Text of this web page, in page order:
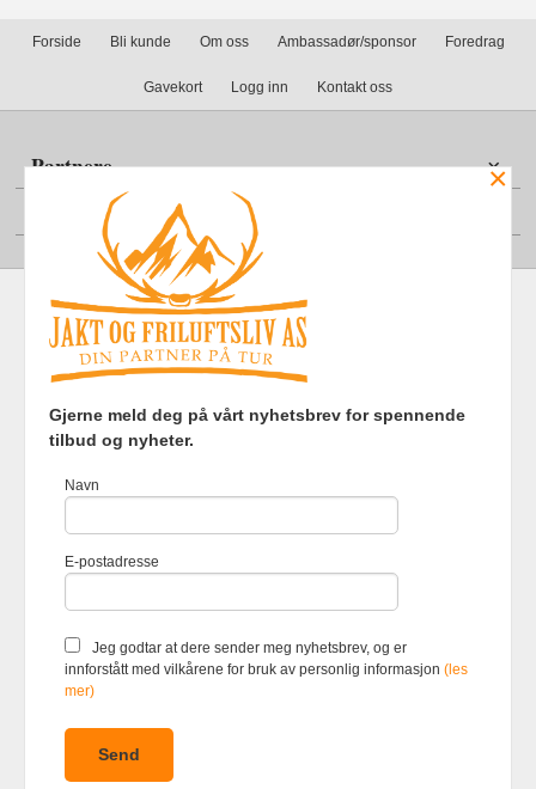
Forside Bli kunde Om oss Ambassadør/sponsor Foredrag
Gavekort Logg inn Kontakt oss
Partnere
Din konto
Frakt Kjøpsbetingelser Sikkerhet og personvern
Nyhetsbrev
Foretaksregisteret 920903363
du får en bedre kjøpsopplevelse og
bruker cookies hovedsaklig til å
hva du har puttet i handlekurven
din. Fortsett å bruke siden som
mer
×
Gjerne meld deg på vårt nyhetsbrev for spennende
tilbud og nyheter.
Navn
E-postadresse
Jeg godtar at dere sender meg nyhetsbrev, og er
innforstått med vilkårene for bruk av personlig informasjon(les
mer)